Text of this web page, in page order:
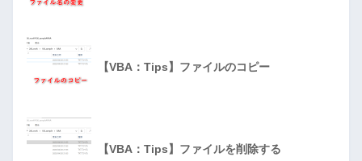
【VBA：Tips】ファイルのコピー
【VBA：Tips】ファイルを削除する